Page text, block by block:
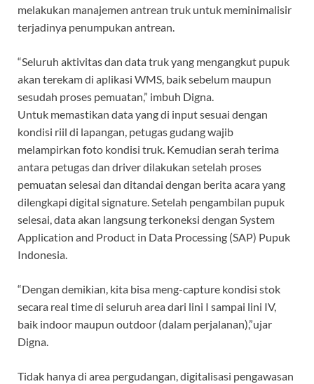
melakukan manajemen antrean truk untuk meminimalisir
terjadinya penumpukan antrean.
“Seluruh aktivitas dan data truk yang mengangkut pupuk
akan terekam di aplikasi WMS, baik sebelum maupun
sesudah proses pemuatan,” imbuh Digna.
Untuk memastikan data yang di input sesuai dengan
kondisi riil di lapangan, petugas gudang wajib
melampirkan foto kondisi truk. Kemudian serah terima
antara petugas dan driver dilakukan setelah proses
pemuatan selesai dan ditandai dengan berita acara yang
dilengkapi digital signature. Setelah pengambilan pupuk
selesai, data akan langsung terkoneksi dengan System
Application and Product in Data Processing (SAP) Pupuk
Indonesia.
“Dengan demikian, kita bisa meng-capture kondisi stok
secara real time di seluruh area dari lini I sampai lini IV,
baik indoor maupun outdoor (dalam perjalanan),”ujar
Digna.
Tidak hanya di area pergudangan, digitalisasi pengawasan